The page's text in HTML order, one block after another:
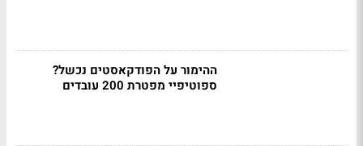
ההימור על הפודקאסטים נכשל?
ספוטיפיי מפטרת 200 עובדים